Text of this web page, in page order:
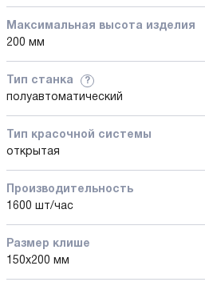
Максимальная высота изделия
200 мм
Тип станка ?
полуавтоматический
Тип красочной системы
открытая
Производительность
1600 шт/час
Размер клише
150x200 мм